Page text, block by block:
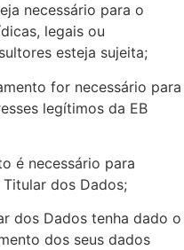
necessário para o
legais ou
esteja sujeita;
for necessário para
legítimos da EB
é necessário para
dos Dados;
dos Dados tenha dado o
dos seus dados